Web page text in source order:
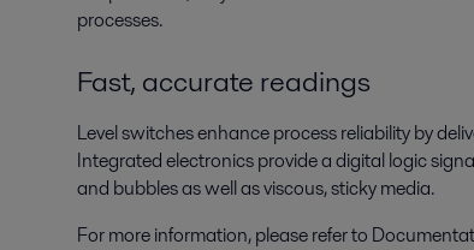
processes.
Fast, accurate readings
Level switches enhance process reliability by
Integrated electronics provide a digital logic
and bubbles as well as viscous, sticky media.
For more information, please refer to